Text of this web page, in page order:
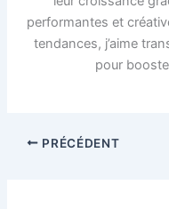
performantes et
tendances, j’aime
pour
PRÉCÉDENT